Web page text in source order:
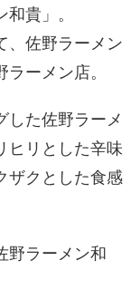
貴」。
、佐野ラーメン
ーメン店。
した佐野ラーメ
ヒリとした辛味
ザクとした食感
野ラーメン和